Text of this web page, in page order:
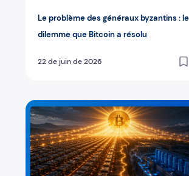
Le problème des généraux byzantins : le
dilemme que Bitcoin a résolu
22 de juin de 2026
Le réseau Bitcoin, 600 000 fois les